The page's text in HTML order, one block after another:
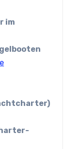
im